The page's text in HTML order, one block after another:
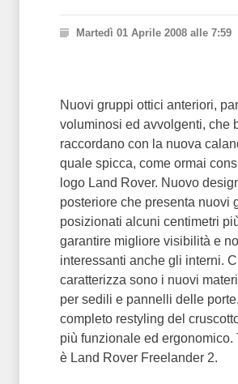
Martedì 01 Aprile 2008 alle 7:59
Nuovi gruppi ottici anteriori,
voluminosi ed avvolgenti, che
raccordano con la nuova
quale spicca, come ormai
logo Land Rover. Nuovo
posteriore che presenta nuovi
posizionati alcuni centimetri
garantire migliore visibilità e
interessanti anche gli interni.
caratterizza sono i nuovi
per sedili e pannelli delle
completo restyling del
più funzionale ed ergonomico.
è Land Rover Freelander 2.